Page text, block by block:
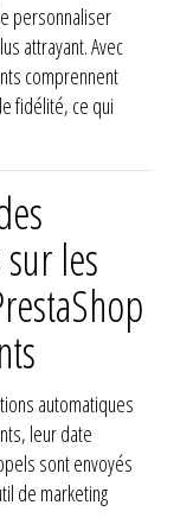
personnaliser
attrayant. Avec
comprennent
fidélité, ce qui
les
automatiques
leur date
sont envoyés
de marketing